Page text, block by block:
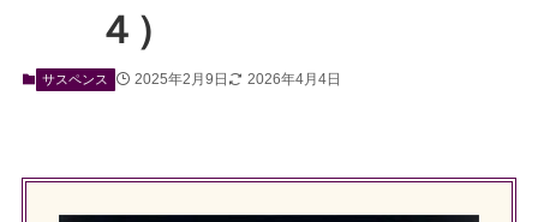
４）
サスペンス 2025年2月9日 2026年4月4日